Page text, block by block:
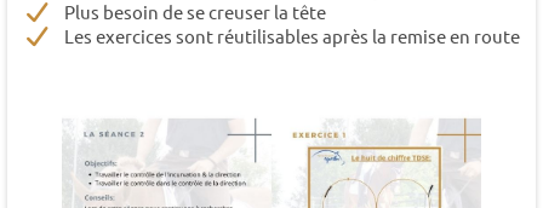
Plus besoin de se creuser la tête
Les exercices sont réutilisables après la remise en route